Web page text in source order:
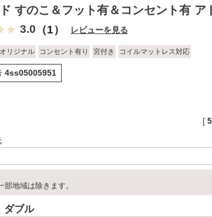
すのこ＆フット有＆コンセント有 ア
3.0 （1） レビューを見る
オリジナル コンセント有り 宮付き コイルマットレス対応
4ss05005951
[
地域は除きます。
ダブル